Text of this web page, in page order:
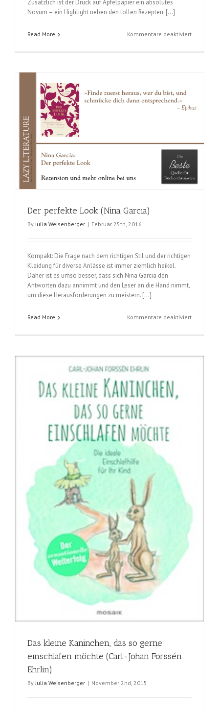
Zusätzlich ist der Druck auf Apfelpapier ein absolutes
Novum – ein Highlight neben den tollen Rezepten. […]
Read More Kommentare deaktiviertfür
Der perfekte Look (Nina Garcia)
By Julia Weisenberger | Februar 25th, 2016
Kompakt: Die Frage nach dem richtigen Stil und der richtigen
Kleidung für diverse Anlässe ist immer ziemlich heikel.
Daher ist es umso besser, dass sich Nina Garcia den
Antworten dazu annimmt und den Leser an die Hand nimmt,
um diese Herausforderungen zu meistern. […]
Read More Kommentare deaktiviertfür
(Nina
Das kleine Kaninchen, das so gerne
einschlafen möchte (Carl-Johan Forssén
Ehrlin)
ByJulia Weisenberger | November 2nd, 2015